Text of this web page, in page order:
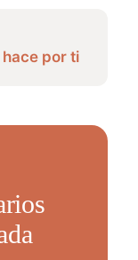
por ti